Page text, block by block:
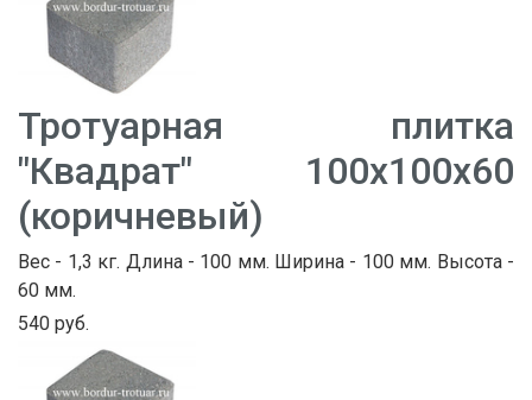
Тротуарная плитка
"Квадрат" 100х100х60
(коричневый)
Вес - 1,3 кг. Длина - 100 мм. Ширина - 100 мм. Высота -
60 мм.
540 руб.